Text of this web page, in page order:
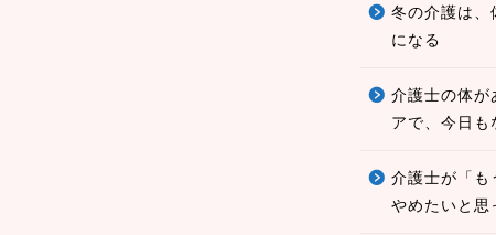
冬の介護は、
になる
介護士の体が
アで、今日も
介護士が「も
やめたいと思